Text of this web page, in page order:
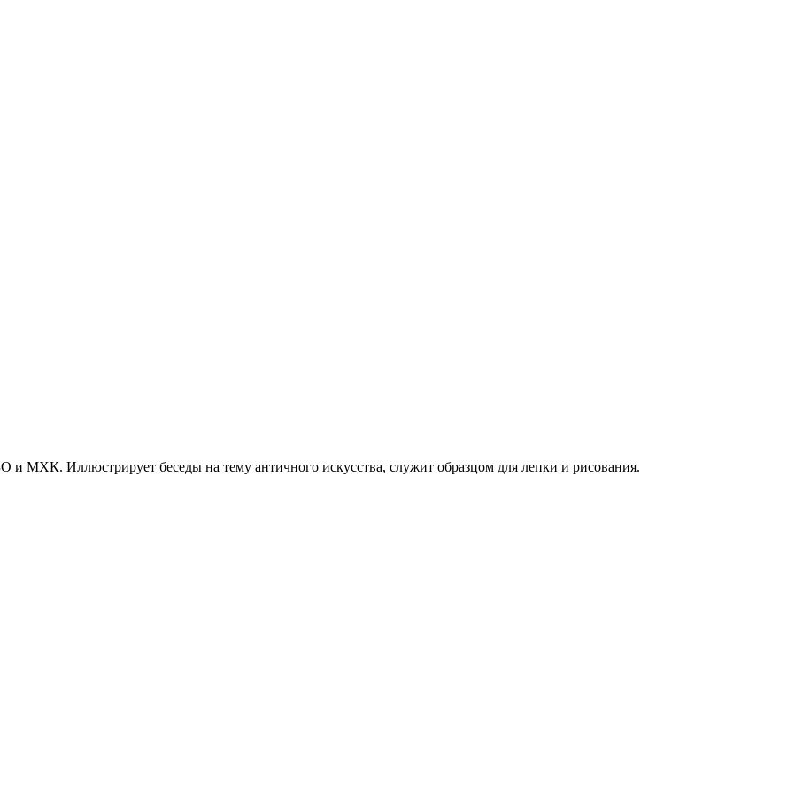
и МХК. Иллюстрирует беседы на тему античного искусства, служит образцом для лепки и рисования.